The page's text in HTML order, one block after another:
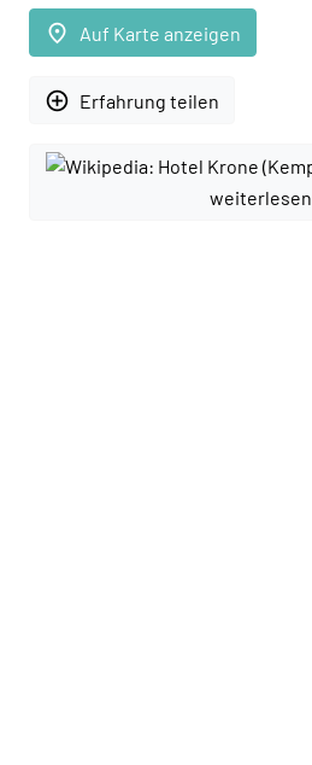
place Auf Karte anzeigen
add_circle_outline Erfahrung teilen
weiterlesen